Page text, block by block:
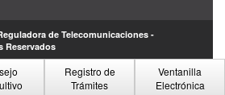
Registro de
Trámites
Ventanilla
Electrónica
de Telecomunicaciones -
Reservados